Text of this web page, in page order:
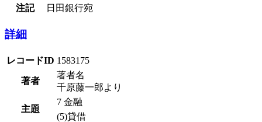
注記
日田銀行宛
詳細
レコードID 1583175
著者
著者名
千原藤一郎より
主題
7 金融
(5)貸借